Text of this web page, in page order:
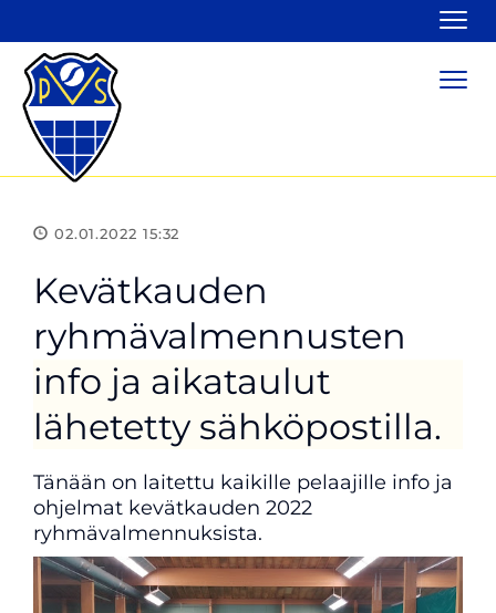
02.01.2022 15:32
Kevätkauden
ryhmävalmennusten
info ja aikataulut
lähetetty sähköpostilla.
Tänään on laitettu kaikille pelaajille info ja
ohjelmat kevätkauden 2022
ryhmävalmennuksista.